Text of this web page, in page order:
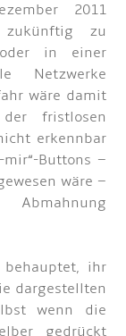
2011
zu
in einer
Netzwerke
wäre damit
fristlosen
erkennbar
Buttons –
wäre –
ihr
dargestellten
wenn die
gedrückt